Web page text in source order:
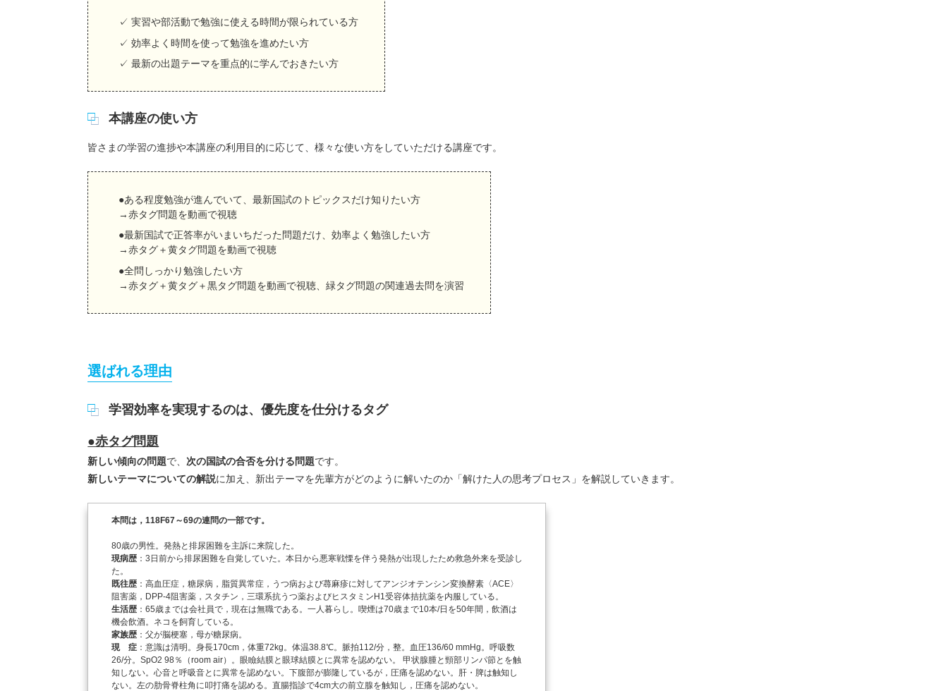
✓ 実習や部活動で勉強に使える時間が限られている方
✓ 効率よく時間を使って勉強を進めたい方
✓ 最新の出題テーマを重点的に学んでおきたい方
本講座の使い方
皆さまの学習の進捗や本講座の利用目的に応じて、様々な使い方をしていただける講座です。
●ある程度勉強が進んでいて、最新国試のトピックスだけ知りたい方
→赤タグ問題を動画で視聴
●最新国試で正答率がいまいちだった問題だけ、効率よく勉強したい方
→赤タグ＋黄タグ問題を動画で視聴
●全問しっかり勉強したい方
→赤タグ＋黄タグ＋黒タグ問題を動画で視聴、緑タグ問題の関連過去問を演習
選ばれる理由
学習効率を実現するのは、優先度を仕分けるタグ
●赤タグ問題
新しい傾向の問題で、次の国試の合否を分ける問題です。
新しいテーマについての解説に加え、新出テーマを先輩方がどのように解いたのか「解けた人の思考プロセス」を解説していきます。
本問は，118F67～69の連問の一部です。
80歳の男性。発熱と排尿困難を主訴に来院した。
現病歴：3日前から排尿困難を自覚していた。本日から悪寒戦慄を伴う発熱が出現したため救急外来を受診し
た。
既往歴：高血圧症，糖尿病，脂質異常症，うつ病および蕁麻疹に対してアンジオテンシン変換酵素〈ACE〉
阻害薬，DPP-4阻害薬，スタチン，三環系抗うつ薬およびヒスタミンH1受容体拮抗薬を内服している。
生活歴：65歳までは会社員で，現在は無職である。一人暮らし。喫煙は70歳まで10本/日を50年間，飲酒は
機会飲酒。ネコを飼育している。
家族歴：父が脳梗塞，母が糖尿病。
現 症：意識は清明。身長170cm，体重72kg。体温38.8℃。脈拍112/分，整。血圧136/60 mmHg。呼吸数
26/分。SpO2 98％（room air）。眼瞼結膜と眼球結膜とに異常を認めない。 甲状腺腫と頸部リンパ節とを触
知しない。心音と呼吸音とに異常を認めない。下腹部が膨隆しているが，圧痛を認めない。肝・脾は触知し
ない。左の肋骨脊柱角に叩打痛を認める。直腸指診で4cm大の前立腺を触知し，圧痛を認めない。